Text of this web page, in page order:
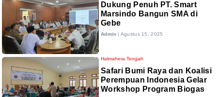
Dukung Penuh PT. Smart
Marsindo Bangun SMA di
Gebe
Admin | Agustus 15, 2025
Halmahera Tengah
Safari Bumi Raya dan Koalisi
Perempuan Indonesia Gelar
Workshop Program Biogas